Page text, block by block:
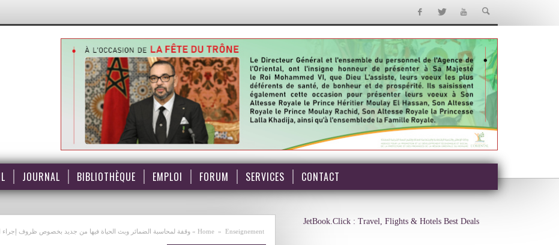
JOURNAL BIBLIOTHÈQUE EMPLOI FORUM SERVICES CONTACT
Home » Enseignement
» وقفة لمحاسبة الضمائر وبث الحياة فيها من جديد بخصوص ظروف إجراء
JetBook.Click : Travel, Flights & Hotels Best Deals